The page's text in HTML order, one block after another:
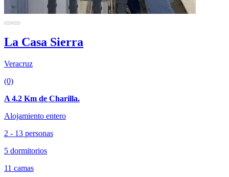
La Casa Sierra
Veracruz
(0)
A 4.2 Km de Charilla.
Alojamiento entero
2 - 13 personas
5 dormitorios
11 camas